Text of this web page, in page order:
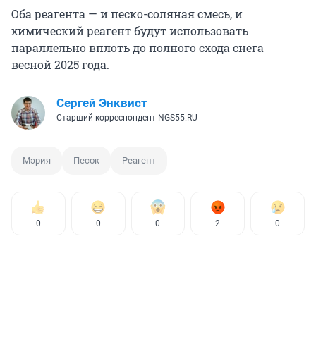
Оба реагента — и песко-соляная смесь, и
химический реагент будут использовать
параллельно вплоть до полного схода снега
весной 2025 года.
Сергей Энквист
Старший корреспондент NGS55.RU
Мэрия Песок Реагент
0 0 0 2 0